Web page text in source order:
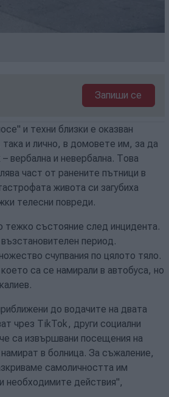
Запиши се
и техни близки е оказван
и лично, в домовете им, за да
вербална и невербална. Това
част от ранените пътници в
живота си загубиха
телесни повреди.
състояние след инцидента.
период.
счупвания по цялото тяло.
са се намирали в автобуса, но
до водачите на двата
чрез TikTok, други социални
са извършвани посещения на
в болница. За съжаление,
самоличността им
необходимите действия",